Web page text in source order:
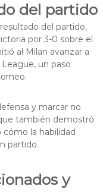
del partido
del partido,
por 3-0 sobre el
al Milan avanzar a
un paso
y marcar no
también demostró
la habilidad
partido.
y